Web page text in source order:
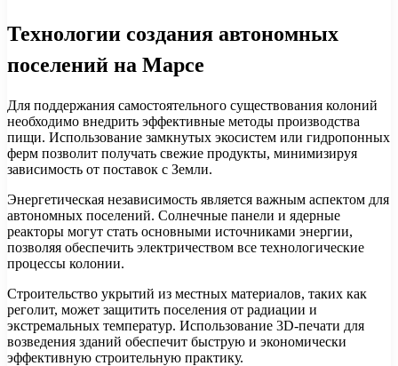
Технологии создания автономных
поселений на Марсе
Для поддержания самостоятельного существования колоний
необходимо внедрить эффективные методы производства
пищи. Использование замкнутых экосистем или гидропонных
ферм позволит получать свежие продукты, минимизируя
зависимость от поставок с Земли.
Энергетическая независимость является важным аспектом для
автономных поселений. Солнечные панели и ядерные
реакторы могут стать основными источниками энергии,
позволяя обеспечить электричеством все технологические
процессы колонии.
Строительство укрытий из местных материалов, таких как
реголит, может защитить поселения от радиации и
экстремальных температур. Использование 3D-печати для
возведения зданий обеспечит быструю и экономически
эффективную строительную практику.